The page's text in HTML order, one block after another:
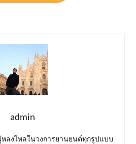
admin
ลงไหลในวงการยานยนต์ทุกรูปแบบ